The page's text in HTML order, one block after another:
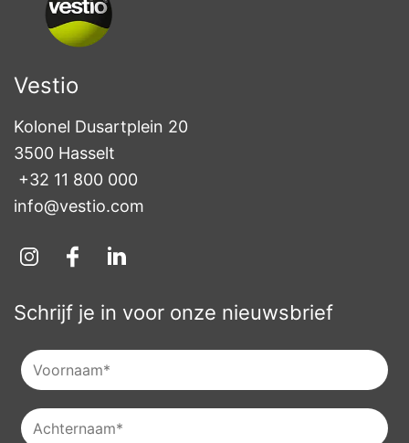
Vestio
Kolonel Dusartplein 20
3500 Hasselt
+32 11 800 000
info@vestio.com
Schrijf je in voor onze nieuwsbrief